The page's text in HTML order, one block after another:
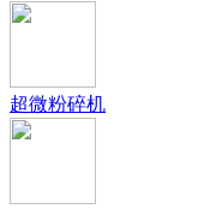
超微粉碎机